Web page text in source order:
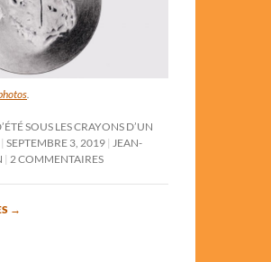
SOUS LES CRAYONS D’UN
SEPTEMBRE 3, 2019
JEAN-
2 COMMENTAIRES
→